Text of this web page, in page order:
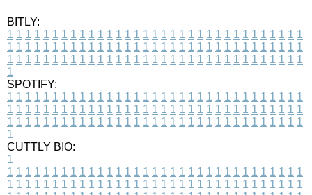
BITLY:
1 1 1 1 1 1 1 1 1 1 1 1 1 1 1 1 1 1 1 1 1 1 1 1 1 1 1 1 1 1 1 1 1
1 1 1 1 1 1 1 1 1 1 1 1 1 1 1 1 1 1 1 1 1 1 1 1 1 1 1 1 1 1 1 1 1
1 1 1 1 1 1 1 1 1 1 1 1 1 1 1 1 1 1 1 1 1 1 1 1 1 1 1 1 1 1 1 1 1
1
SPOTIFY:
1 1 1 1 1 1 1 1 1 1 1 1 1 1 1 1 1 1 1 1 1 1 1 1 1 1 1 1 1 1 1 1 1
1 1 1 1 1 1 1 1 1 1 1 1 1 1 1 1 1 1 1 1 1 1 1 1 1 1 1 1 1 1 1 1 1
1 1 1 1 1 1 1 1 1 1 1 1 1 1 1 1 1 1 1 1 1 1 1 1 1 1 1 1 1 1 1 1 1
1
CUTTLY BIO:
1
1 1 1 1 1 1 1 1 1 1 1 1 1 1 1 1 1 1 1 1 1 1 1 1 1 1 1 1 1 1 1 1 1
1 1 1 1 1 1 1 1 1 1 1 1 1 1 1 1 1 1 1 1 1 1 1 1 1 1 1 1 1 1 1 1 1